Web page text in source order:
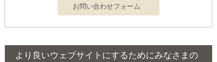
より良いウェブサイトにするためにみなさまの